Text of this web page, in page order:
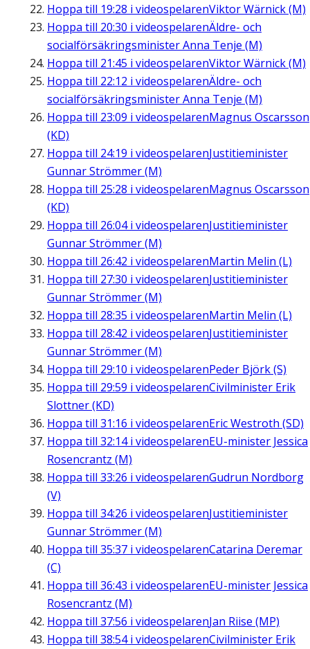
Hoppa till 19:28 i videospelarenViktor Wärnick (M)
Hoppa till 20:30 i videospelarenÄldre- och
socialförsäkringsminister Anna Tenje (M)
Hoppa till 21:45 i videospelarenViktor Wärnick (M)
Hoppa till 22:12 i videospelarenÄldre- och
socialförsäkringsminister Anna Tenje (M)
Hoppa till 23:09 i videospelarenMagnus Oscarsson
(KD)
Hoppa till 24:19 i videospelarenJustitieminister
Gunnar Strömmer (M)
Hoppa till 25:28 i videospelarenMagnus Oscarsson
(KD)
Hoppa till 26:04i videospelarenJustitieminister
Gunnar Strömmer (M)
Hoppa till 26:42 i videospelarenMartin Melin (L)
Hoppa till 27:30 i videospelarenJustitieminister
Gunnar Strömmer (M)
Hoppa till 28:35 i videospelarenMartin Melin (L)
Hoppa till 28:42 i videospelarenJustitieminister
Gunnar Strömmer (M)
Hoppa till 29:10 i videospelarenPeder Björk (S)
Hoppa till 29:59 i videospelarenCivilminister Erik
Slottner (KD)
Hoppa till 31:16 i videospelarenEric Westroth (SD)
Hoppa till 32:14i videospelarenEU-minister Jessica
Rosencrantz (M)
Hoppa till 33:26 i videospelarenGudrun Nordborg
(V)
Hoppa till 34:26 i videospelarenJustitieminister
Gunnar Strömmer (M)
Hoppa till 35:37 i videospelarenCatarina Deremar
(C)
Hoppa till 36:43 i videospelarenEU-minister Jessica
Rosencrantz (M)
Hoppa till 37:56 i videospelarenJan Riise (MP)
Hoppa till 38:54i videospelarenCivilminister Erik